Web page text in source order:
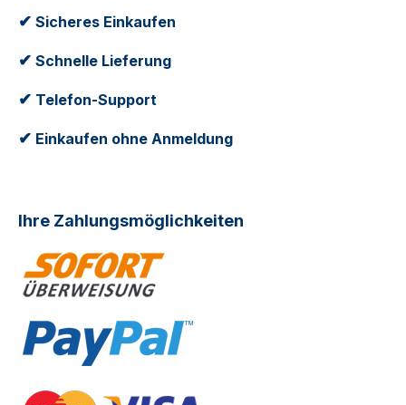
✔ Sicheres Einkaufen
✔ Schnelle Lieferung
✔ Telefon-Support
✔ Einkaufen ohne Anmeldung
Ihre Zahlungsmöglichkeiten